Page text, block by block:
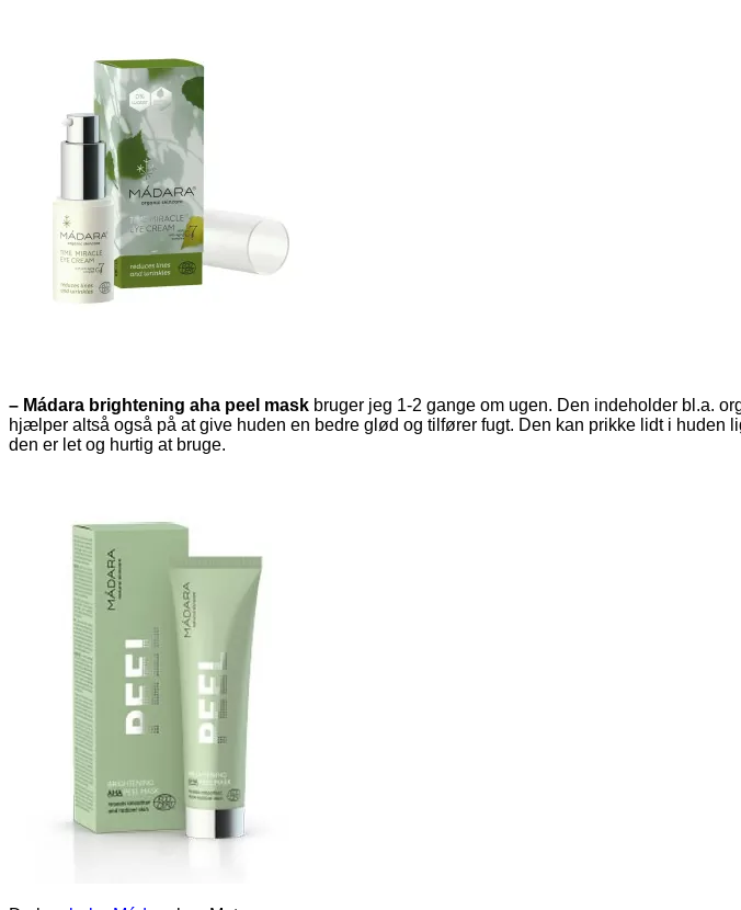
– Mádara brightening aha peel mask bruger jeg 1-2 gange om ugen. Den indeholder bl.a.
hjælper altså også på at give huden en bedre glød og tilfører fugt. Den kan prikke lidt i huden
den er let og hurtig at bruge.